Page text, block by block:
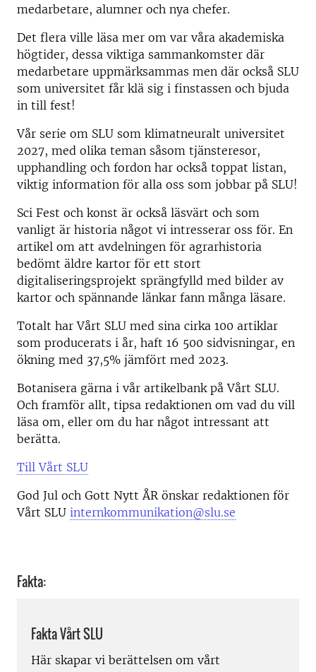
medarbetare, alumner och nya chefer.
Det flera ville läsa mer om var våra akademiska
högtider, dessa viktiga sammankomster där
medarbetare uppmärksammas men där också SLU
som universitet får klä sig i finstassen och bjuda
in till fest!
Vår serie om SLU som klimatneuralt universitet
2027, med olika teman såsom tjänsteresor,
upphandling och fordon har också toppat listan,
viktig information för alla oss som jobbar på SLU!
Sci Fest och konst är också läsvärt och som
vanligt är historia något vi intresserar oss för. En
artikel om att avdelningen för agrarhistoria
bedömt äldre kartor för ett stort
digitaliseringsprojekt sprängfylld med bilder av
kartor och spännande länkar fann många läsare.
Totalt har Vårt SLU med sina cirka 100 artiklar
som producerats i år, haft 16 500 sidvisningar, en
ökning med 37,5% jämfört med 2023.
Botanisera gärna i vår artikelbank på Vårt SLU.
Och framför allt, tipsa redaktionen om vad du vill
läsa om, eller om du har något intressant att
berätta.
Till Vårt SLU
God Jul och Gott Nytt ÅR önskar redaktionen för
Vårt SLU internkommunikation@slu.se
Fakta:
Fakta Vårt SLU
Här skapar vi berättelsen om vårt